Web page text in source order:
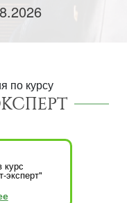
по курсу
курс
эксперт"